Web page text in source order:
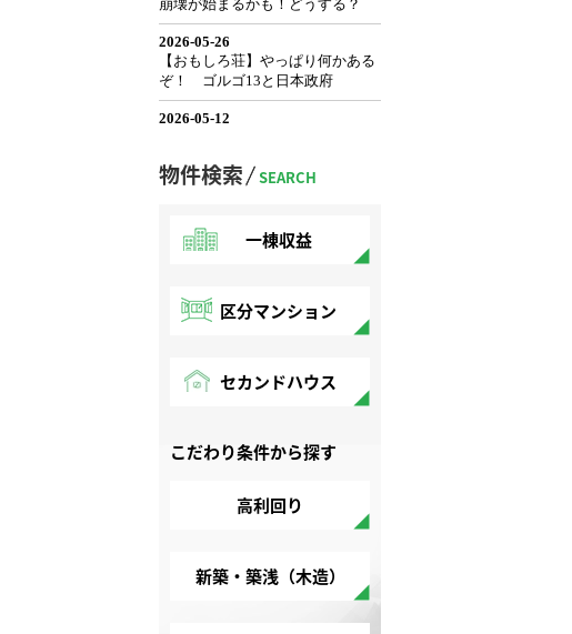
物件検索 SEARCH
一棟収益
区分マンション
セカンドハウス
こだわり条件から探す
高利回り
新築・築浅（木造）